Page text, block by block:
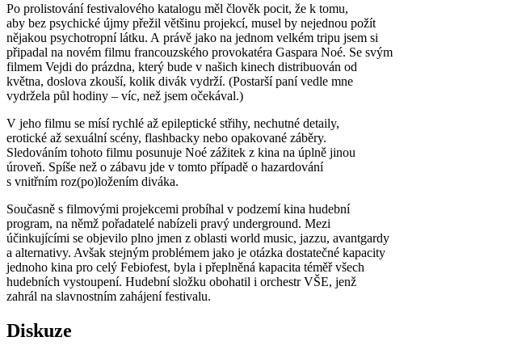
Po prolistování festivalového katalogu měl člověk pocit, že k tomu,
aby bez psychické újmy přežil většinu projekcí, musel by nejednou požít
nějakou psychotropní látku. A právě jako na jednom velkém tripu jsem si
připadal na novém filmu francouzského provokatéra Gaspara Noé. Se svým
filmem Vejdi do prázdna, který bude v našich kinech distribuován od
května, doslova zkouší, kolik divák vydrží. (Postarší paní vedle mne
vydržela půl hodiny – víc, než jsem očekával.)
V jeho filmu se mísí rychlé až epileptické střihy, nechutné detaily,
erotické až sexuální scény, flashbacky nebo opakované záběry.
Sledováním tohoto filmu posunuje Noé zážitek z kina na úplně jinou
úroveň. Spíše než o zábavu jde v tomto případě o hazardování
s vnitřním roz(po)ložením diváka.
Současně s filmovými projekcemi probíhal v podzemí kina hudební
program, na němž pořadatelé nabízeli pravý underground. Mezi
účinkujícími se objevilo plno jmen z oblasti world music, jazzu, avantgardy
a alternativy. Avšak stejným problémem jako je otázka dostatečné kapacity
jednoho kina pro celý Febiofest, byla i přeplněná kapacita téměř všech
hudebních vystoupení. Hudební složku obohatil i orchestr VŠE, jenž
zahrál na slavnostním zahájení festivalu.
Diskuze